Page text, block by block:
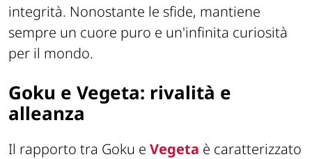
integrità. Nonostante le sfide, mantiene
sempre un cuore puro e un'infinita curiosità
per il mondo.
Goku e Vegeta: rivalità e
alleanza
Il rapporto tra Goku e Vegeta è caratterizzato